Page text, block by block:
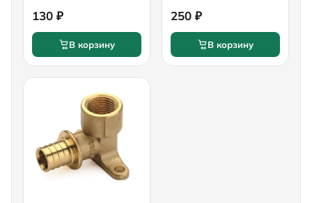
130 ₽
В корзину
арт. H-T161616
250 ₽
В корзину